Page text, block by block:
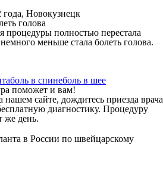
года, Новокузнецк
голова
процедуры полностью перестала
меньше стала болеть голова.
боль в спинеболь в шее
поможет и вам!
нашем сайте, дождитесь приезда врача
диагностику. Процедуру
же день.
в России по швейцарскому